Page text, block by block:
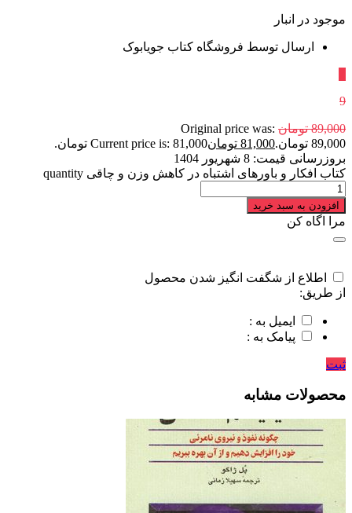
موجود در انبار
ارسال توسط فروشگاه کتاب جویابوک
9
89,000 تومان Original price was:
89,000 تومان.
81,000 تومانCurrent price is: 81,000 تومان.
بروزرسانی قیمت: 8 شهریور 1404
کتاب افکار و باورهای اشتباه در کاهش وزن و چاقی quantity
افزودن به سبد خرید
مرا اگاه کن
اطلاع از شگفت انگیز شدن محصول
از طریق:
ایمیل به :
پیامک به :
ثبت
محصولات مشابه